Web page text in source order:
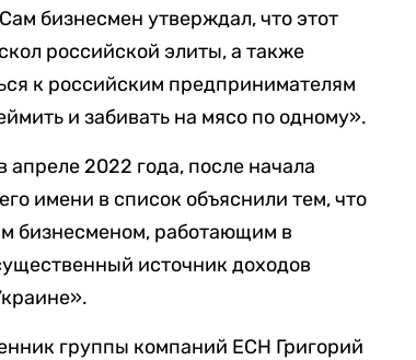
бизнесмен утверждал, что этот
российской элиты, а также
к российским предпринимателям
и забивать на мясо по одному».
2022 года, после начала
имени в список объяснили тем, что
бизнесменом, работающим в
источник доходов
группы компаний ЕСН Григорий